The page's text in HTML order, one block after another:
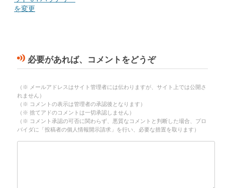
を変更
必要があれば、コメントをどうぞ
（※ メールアドレスはサイト管理者には伝わりますが、サイト上では公開さ
れません）
（※ コメントの表示は管理者の承認後となります）
（※ 捨てアドのコメントは一切承認しません）
（※ コメント承認の可否に関わらず、悪質なコメントと判断した場合、プロ
バイダに「投稿者の個人情報開示請求」を行い、必要な措置を取ります）